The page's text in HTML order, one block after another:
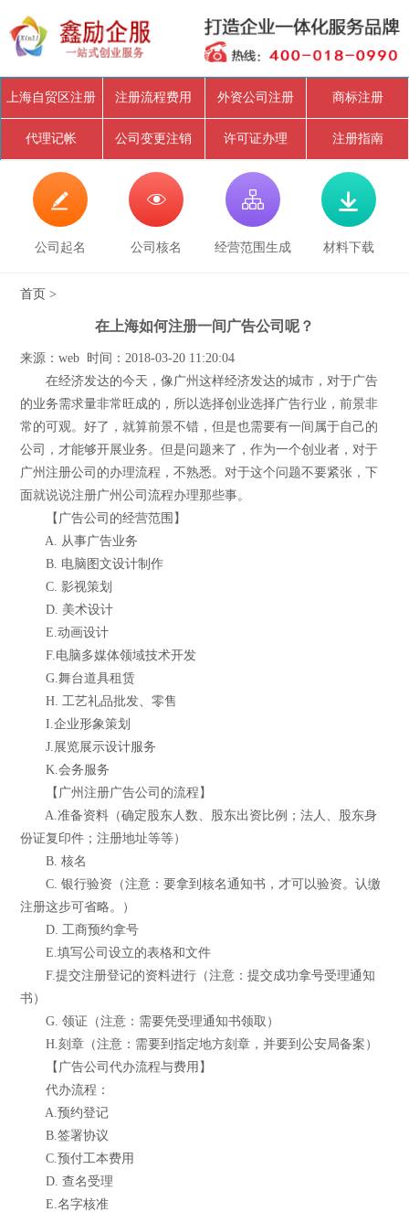
上海自贸区注册 注册流程费用 外资公司注册 商标注册
代理记帐 公司变更注销 许可证办理 注册指南

公司起名

公司核名

经营范围生成

材料下载
首页 >
在上海如何注册一间广告公司呢？
来源：web 时间：2018-03-20 11:20:04
在经济发达的今天，像广州这样经济发达的城市，对于广告
的业务需求量非常旺成的，所以选择创业选择广告行业，前景非
常的可观。好了，就算前景不错，但是也需要有一间属于自己的
公司，才能够开展业务。但是问题来了，作为一个创业者，对于
广州注册公司的办理流程，不熟悉。对于这个问题不要紧张，下
面就说说注册广州公司流程办理那些事。
【广告公司的经营范围】
A. 从事广告业务
B. 电脑图文设计制作
C. 影视策划
D. 美术设计
E.动画设计
F.电脑多媒体领域技术开发
G.舞台道具租赁
H. 工艺礼品批发、零售
I.企业形象策划
J.展览展示设计服务
K.会务服务
【广州注册广告公司的流程】
A.准备资料（确定股东人数、股东出资比例；法人、股东身
份证复印件；注册地址等等）
B. 核名
C. 银行验资（注意：要拿到核名通知书，才可以验资。认缴
注册这步可省略。）
D. 工商预约拿号
E.填写公司设立的表格和文件
F.提交注册登记的资料进行（注意：提交成功拿号受理通知
书）
G. 领证（注意：需要凭受理通知书领取）
H.刻章（注意：需要到指定地方刻章，并要到公安局备案）
【广告公司代办流程与费用】
代办流程：
A.预约登记
B.签署协议
C.预付工本费用
D. 查名受理
E.名字核准